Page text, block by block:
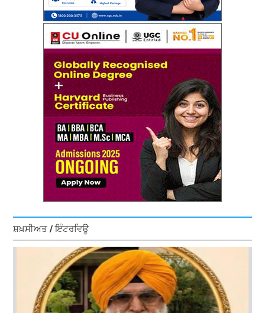
ਸ਼ਖ਼ਸੀਅਤ / ਇੰਟਰਵਿਊ